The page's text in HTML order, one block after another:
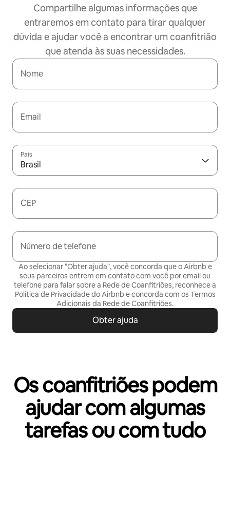
Compartilhe algumas informações que
entraremos em contato para tirar qualquer
dúvida e ajudar você a encontrar um coanfitrião
que atenda às suas necessidades.
Nome
Email
País
Brasil
CEP
Número de telefone
Ao selecionar "Obter ajuda", você concorda que o Airbnb e
seus parceiros entrem em contato com você por email ou
telefone para falar sobre a Rede de Coanfitriões, reconhece a
Política de Privacidadedo Airbnb e concorda com os Termos
Adicionais da Rede de Coanfitriões.
Obter ajuda
Os coanfitriões podem
ajudar com algumas
tarefas ou com tudo